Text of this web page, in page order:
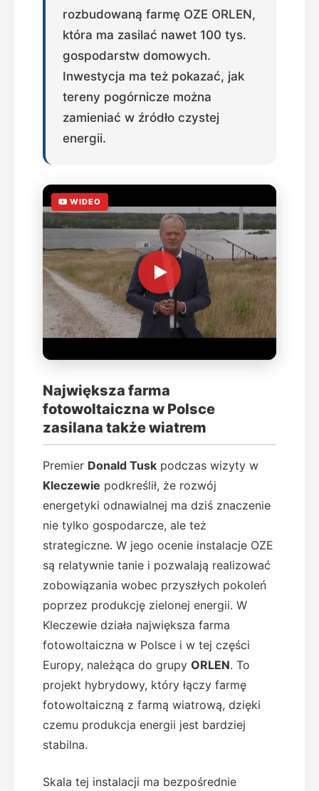
rozbudowaną farmę OZE ORLEN,
która ma zasilać nawet 100 tys.
gospodarstw domowych.
Inwestycja ma też pokazać, jak
tereny pogórnicze można
zamieniać w źródło czystej
energii.
WIDEO
Największa farma
fotowoltaiczna w Polsce
zasilana także wiatrem
Premier Donald Tusk podczas wizyty w
Kleczewie podkreślił, że rozwój
energetyki odnawialnej ma dziś znaczenie
nie tylko gospodarcze, ale też
strategiczne. W jego ocenie instalacje OZE
są relatywnie tanie i pozwalają realizować
zobowiązania wobec przyszłych pokoleń
poprzez produkcję zielonej energii. W
Kleczewie działa największa farma
fotowoltaiczna w Polsce i w tej części
Europy, należąca do grupy ORLEN. To
projekt hybrydowy, który łączy farmę
fotowoltaiczną z farmą wiatrową, dzięki
czemu produkcja energii jest bardziej
stabilna.
Skala tej instalacji ma bezpośrednie